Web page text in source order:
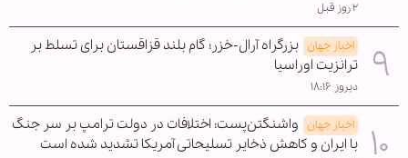
۲ روز قبل
اخبار جهان بزرگراه آرال-خزر؛ گام بلند قزاقستان برای تسلط بر
ترانزیت اوراسیا
دیروز ۱۸:۱۶
اخبار جهان واشنگتن‌پست: اختلافات در دولت ترامپ بر سر جنگ
با ایران و کاهش ذخایر تسلیحاتی آمریکا تشدید شده است